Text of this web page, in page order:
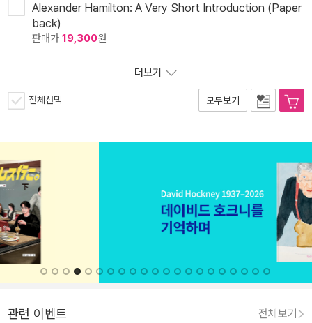
Alexander Hamilton: A Very Short Introduction (Paper
back)
판매가 19,300원
더보기
전체선택 모두보기
관련 이벤트 전체보기